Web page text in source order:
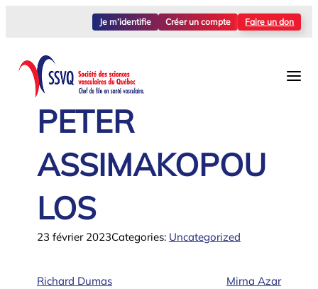
Je m’identifie Créer un compte Faire un don
PETER
ASSIMAKOPOU
LOS
23 février 2023Categories: Uncategorized
Richard Dumas Mirna Azar